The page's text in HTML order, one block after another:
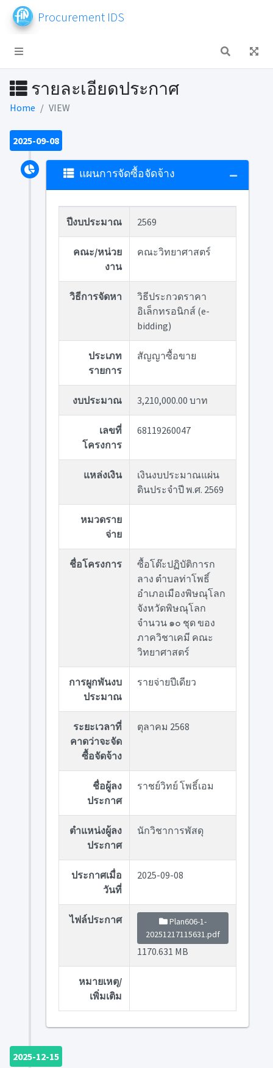
Procurement IDS
รายละเอียดประกาศ
Home VIEW
2025-09-08
แผนการจัดซื้อจัดจ้าง
ปีงบประมาณ 2569
คณะ/หน่วย
งาน
คณะวิทยาศาสตร์
วิธีการจัดหา
วิธีประกวดราคา
อิเล็กทรอนิกส์ (e-
bidding)
ประเภท
รายการ
สัญญาซื้อขาย
งบประมาณ 3,210,000.00 บาท
เลขที่
โครงการ
68119260047
แหล่งเงิน
เงินงบประมาณแผ่น
ดินประจำปี พ.ศ. 2569
หมวดราย
จ่าย
ชื่อโครงการ
ซื้อโต๊ะปฏิบัติการก
ลาง ตำบลท่าโพธิ์
อำเภอเมืองพิษณุโลก
จังหวัดพิษณุโลก
จำนวน ๑๐ ชุด ของ
ภาควิชาเคมี คณะ
วิทยาศาสตร์
การผูกพันงบ
ประมาณ
รายจ่ายปีเดียว
ระยะเวลาที่
คาดว่าจะจัด
ซื้อจัดจ้าง
ตุลาคม 2568
ชื่อผู้ลง
ประกาศ
ราชย์วิทย์ โพธิ์เอม
ตำแหน่งผู้ลง
ประกาศ
นักวิชาการพัสดุ
ประกาศเมื่อ
วันที่
2025-09-08
ไฟล์ประกาศ
Plan606-1-
20251217115631.pdf
1170.631 MB
หมายเหตุ/
เพิ่มเติม
2025-12-15